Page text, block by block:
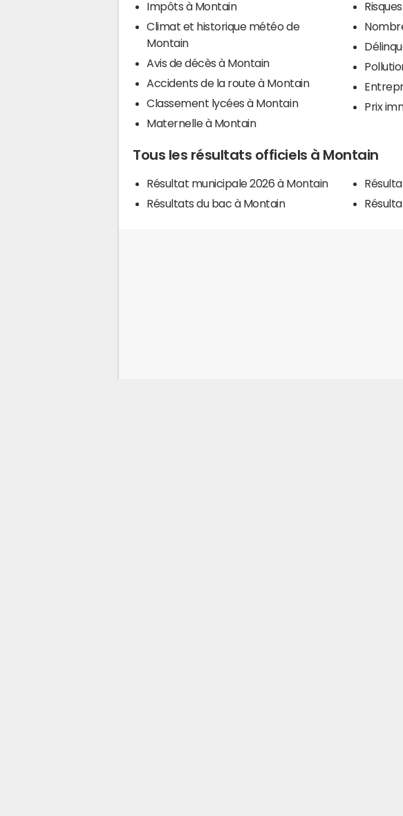
Impôts à Montain
Climat et historique météo de
Montain
Avis de décès à Montain
Accidents de la route à Montain
Classement lycées à Montain
Maternelle à Montain
Prix
Tous les résultats officiels à Montain
Résultat municipale 2026 à Montain
Résultats du bac à Montain